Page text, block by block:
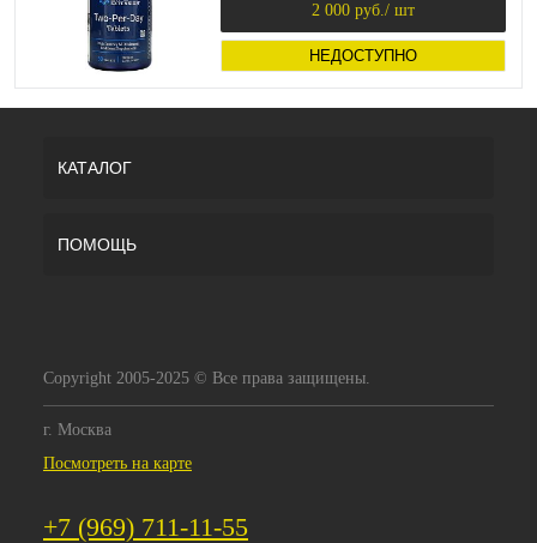
2 000 руб./ шт
НЕДОСТУПНО
КАТАЛОГ
ПОМОЩЬ
Copyright 2005-2025 © Все права защищены.
г. Москва
Посмотреть на карте
+7 (969) 711-11-55